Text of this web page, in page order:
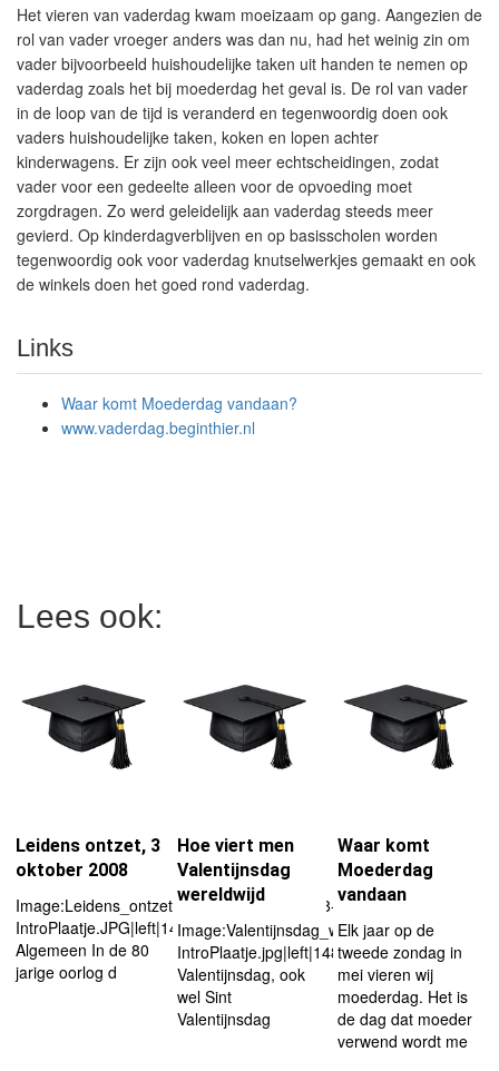
Het vieren van vaderdag kwam moeizaam op gang. Aangezien de
rol van vader vroeger anders was dan nu, had het weinig zin om
vader bijvoorbeeld huishoudelijke taken uit handen te nemen op
vaderdag zoals het bij moederdag het geval is. De rol van vader
in de loop van de tijd is veranderd en tegenwoordig doen ook
vaders huishoudelijke taken, koken en lopen achter
kinderwagens. Er zijn ook veel meer echtscheidingen, zodat
vader voor een gedeelte alleen voor de opvoeding moet
zorgdragen. Zo werd geleidelijk aan vaderdag steeds meer
gevierd. Op kinderdagverblijven en op basisscholen worden
tegenwoordig ook voor vaderdag knutselwerkjes gemaakt en ook
de winkels doen het goed rond vaderdag.
Links
Waar komt Moederdag vandaan?
www.vaderdag.beginthier.nl
Lees ook:
Leidens ontzet, 3
oktober 2008
Image:Leidens_ontzet%2C_3_oktober_2008-
IntroPlaatje.JPG|left|148px
Algemeen In de 80
jarige oorlog d
Hoe viert men
Valentijnsdag
wereldwijd
Image:Valentijnsdag_wereldwijd-
IntroPlaatje.jpg|left|148px
Valentijnsdag, ook
wel Sint
Valentijnsdag
Waar komt
Moederdag
vandaan
Elk jaar op de
tweede zondag in
mei vieren wij
moederdag. Het is
de dag dat moeder
verwend wordt me